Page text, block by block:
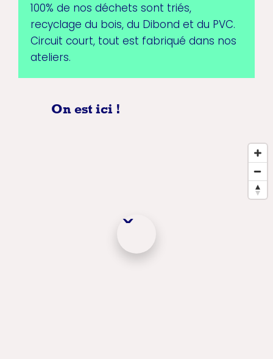
100% de nos déchets sont triés,
recyclage du bois, du Dibond et du PVC.
Circuit court, tout est fabriqué dans nos
ateliers.
On est ici !